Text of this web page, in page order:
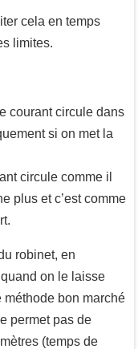
cela en temps
limites.
courant circule dans
si on met la
circule comme il
plus et c’est comme
robinet, en
on le laisse
méthode bon marché
permet pas de
(temps de